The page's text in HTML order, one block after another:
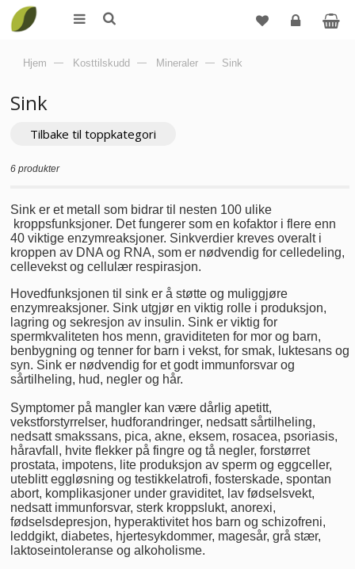
Hjem — Kosttilskudd — Mineraler — Sink
Sink
Tilbake til toppkategori
6 produkter
Sink er et metall som bidrar til nesten 100 ulike
kroppsfunksjoner. Det fungerer som en kofaktor i flere enn
40 viktige enzymreaksjoner. Sinkverdier kreves overalt i
kroppen av DNA og RNA, som er nødvendig for celledeling,
cellevekst og cellulær respirasjon.
Hovedfunksjonen til sink er å støtte og muliggjøre
enzymreaksjoner. Sink utgjør en viktig rolle i produksjon,
lagring og sekresjon av insulin. Sink er viktig for
spermkvaliteten hos menn, graviditeten for mor og barn,
benbygning og tenner for barn i vekst, for smak, luktesans og
syn. Sink er nødvendig for et godt immunforsvar og
sårtilheling, hud, negler og hår.
Symptomer på mangler kan være dårlig apetitt,
vekstforstyrrelser, hudforandringer, nedsatt sårtilheling,
nedsatt smakssans, pica, akne, eksem, rosacea, psoriasis,
håravfall, hvite flekker på fingre og tå negler, forstørret
prostata, impotens, lite produksjon av sperm og eggceller,
uteblitt eggløsning og testikkelatrofi, fosterskade, spontan
abort, komplikasjoner under graviditet, lav fødselsvekt,
nedsatt immunforsvar, sterk kroppslukt, anorexi,
fødselsdepresjon, hyperaktivitet hos barn og schizofreni,
leddgikt, diabetes, hjertesykdommer, magesår, grå stær,
laktoseintoleranse og alkoholisme.